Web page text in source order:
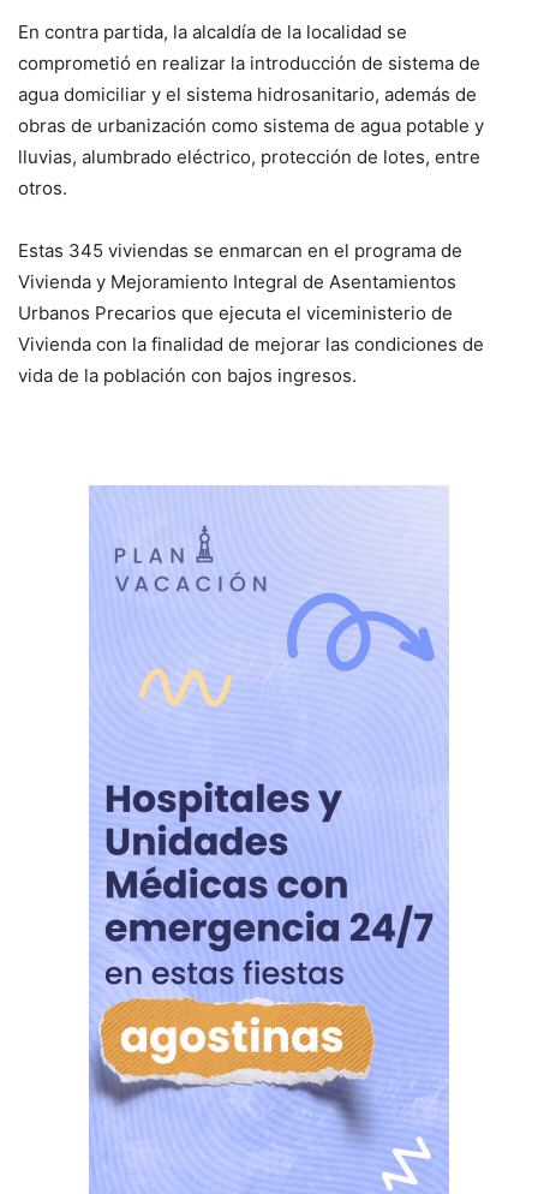
En contra partida, la alcaldía de la localidad se
comprometió en realizar la introducción de sistema de
agua domiciliar y el sistema hidrosanitario, además de
obras de urbanización como sistema de agua potable y
lluvias, alumbrado eléctrico, protección de lotes, entre
otros.
Estas 345 viviendas se enmarcan en el programa de
Vivienda y Mejoramiento Integral de Asentamientos
Urbanos Precarios que ejecuta el viceministerio de
Vivienda con la finalidad de mejorar las condiciones de
vida de la población con bajos ingresos.